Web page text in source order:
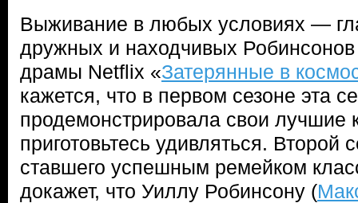
Выживание в любых условиях —
дружных и находчивых
драмы Netflix «Затерянные в
кажется, что в первом сезоне эта
продемонстрировала свои лучшие
приготовьтесь удивляться. Второй
ставшего успешным ремейком
докажет, что Уиллу Робинсону (